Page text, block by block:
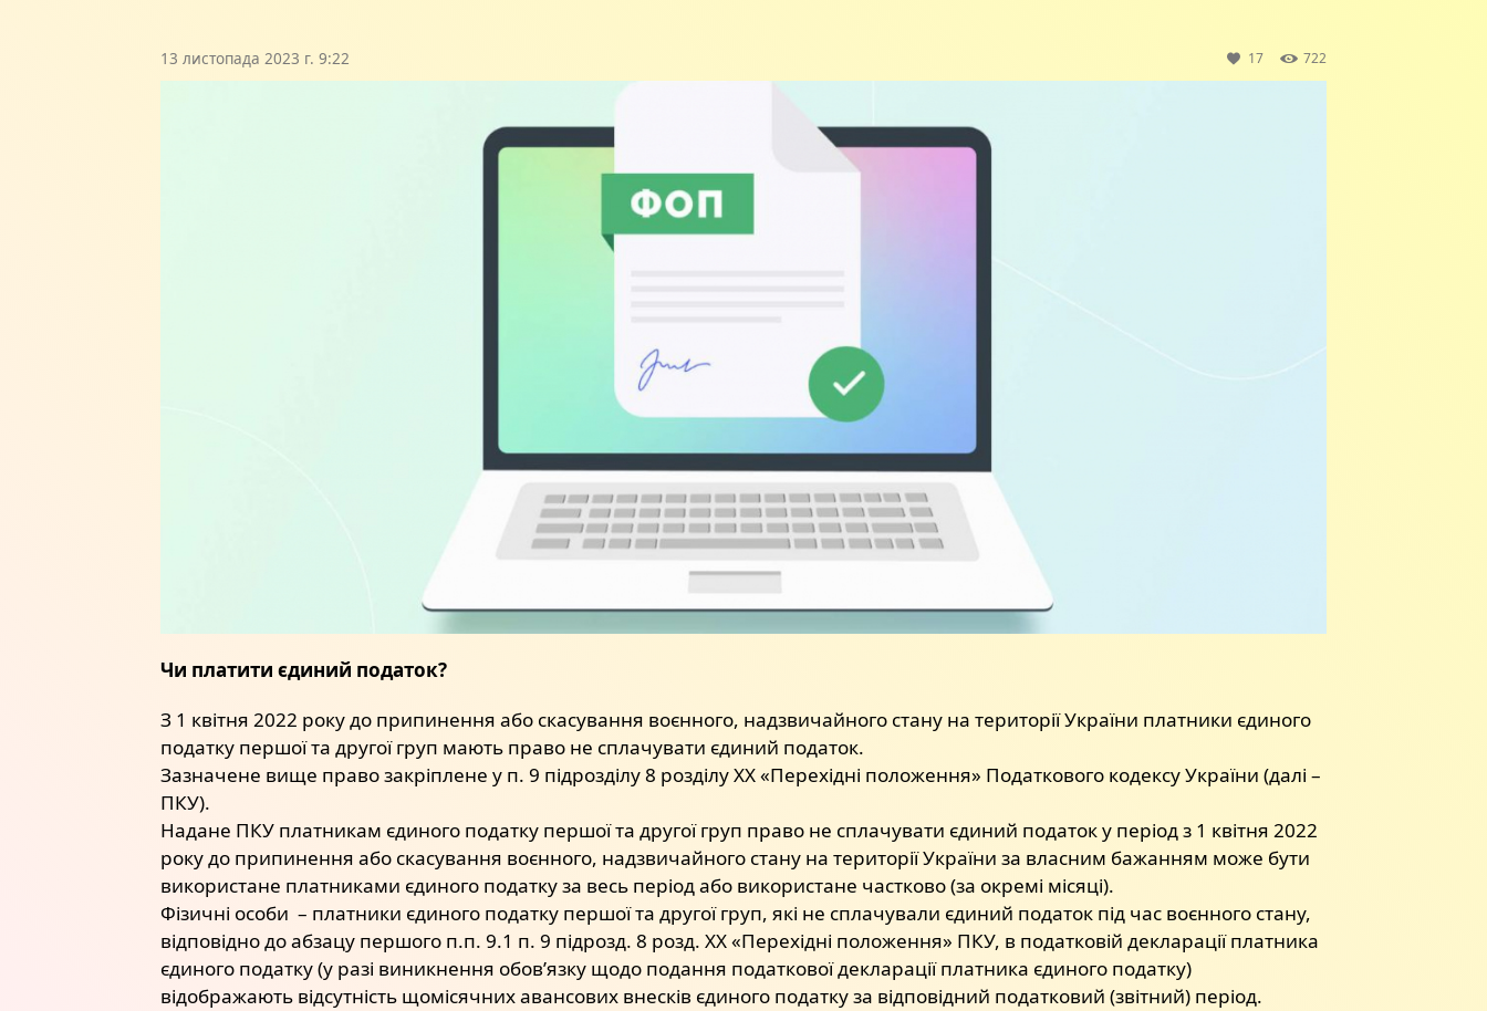
13 листопада 2023 г. 9:22 17 722
Чи платити єдиний податок?
З 1 квітня 2022 року до припинення або скасування воєнного, надзвичайного стану на території України платники єдиного
податку першої та другої груп мають право не сплачувати єдиний податок.
Зазначене вище право закріплене у п. 9 підрозділу 8 розділу ХХ «Перехідні положення» Податкового кодексу України (далі –
ПКУ).
Надане ПКУ платникам єдиного податку першої та другої груп право не сплачувати єдиний податок у період з 1 квітня 2022
року до припинення або скасування воєнного, надзвичайного стану на території України за власним бажанням може бути
використане платниками єдиного податку за весь період або використане частково (за окремі місяці).
Фізичні особи – платники єдиного податку першої та другої груп, які не сплачували єдиний податок під час воєнного стану,
відповідно до абзацу першого п.п. 9.1 п. 9 підрозд. 8 розд. ХХ «Перехідні положення» ПКУ, в податковій декларації платника
єдиного податку (у разі виникнення обов’язку щодо подання податкової декларації платника єдиного податку)
відображають відсутність щомісячних авансових внесків єдиного податку за відповідний податковий (звітний) період.